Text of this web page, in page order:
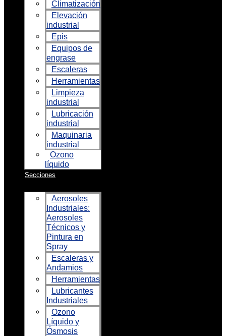
Climatización
Elevación
industrial
Epis
Equipos de
engrase
Escaleras
Herramientas
Limpieza
industrial
Lubricación
industrial
Maquinaria
industrial
Ozono
líquido
Secciones
Aerosoles
Industriales:
Aerosoles
Técnicos y
Pintura en
Spray
Escaleras y
Andamios
Herramientas
Lubricantes
Industriales
Ozono
Líquido y
Ósmosis